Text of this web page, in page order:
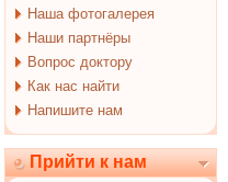
Наша фотогалерея
Наши партнёры
Вопрос доктору
Как нас найти
Напишите нам
Прийти к нам